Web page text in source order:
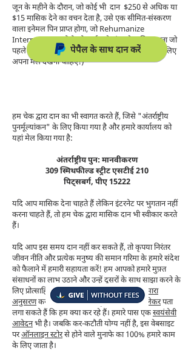
जून के महीने के दौरान, जो कोई भी दान $250 से अधिक या
$15 मासिक देने का वचन देता है, उसे एक सीमित-संस्करण
वाला इनेमल पिन प्राप्त होगा, जो Rehumanize
International लोगो को दर्शाता है। (हमारे मासिक दाता जो
पहले से ही वह राशि दे चुके हैं, उन्हें अपने स्वयं के पिन के लिए
अपना मेल देखना चाहिए!)
हम चेक द्वारा दान का भी स्वागत करते हैं, जिसे "अंतर्राष्ट्रीय
पुनर्मूल्यांकन" के लिए किया गया है और हमारे कार्यालय को
यहां मेल किया गया है:
अंतर्राष्ट्रीय पुन: मानवीकरण
309 स्मिथफील्ड स्ट्रीट एसटीई 210
पिट्सबर्ग, पीए 15222
यदि आप मासिक देना चाहते हैं लेकिन इंटरनेट पर भुगतान नहीं
करना चाहते हैं, तो हम चेक द्वारा मासिक दान भी स्वीकार करते
हैं।
यदि आप इस समय दान नहीं कर सकते हैं, तो कृपया निरंतर
जीवन नीति और प्रत्येक मनुष्य की समान गरिमा के हमारे संदेश
को फैलाने में हमारी सहायता करें! हम आपको हमारे मुफ़्त
संसाधनों का लाभ उठाने और उन्हें दूसरों के साथ साझा करने के
लिए प्रोत्साहित करते हैं। आपसोशल मीडिया पर हमारा
अनुसरणकरके याहमारी ईमेल सूची की सदस्यता लेकरपता
लगा सकते हैं कि हम क्या कर रहे हैं। हमारे पास एकस्वयंसेवी
आवेदनभी है। जबकि कर-कटौती योग्य नहीं है, इस वेबसाइट
परऑनलाइन स्टोरसे होने वाले मुनाफे का 100% हमारे काम
के लिए जाता है।
पेपैल के साथ दान करें